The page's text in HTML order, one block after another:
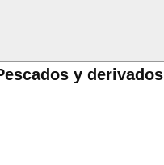
y derivados